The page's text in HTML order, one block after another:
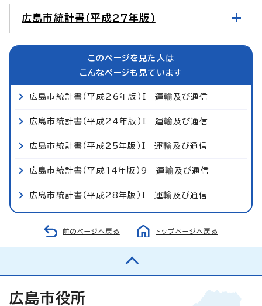
広島市統計書（平成27年版）
このページを見た人は
こんなページも見ています
広島市統計書（平成26年版）I 運輸及び通信
広島市統計書（平成24年版）I 運輸及び通信
広島市統計書（平成25年版）I 運輸及び通信
広島市統計書（平成14年版）9 運輸及び通信
広島市統計書（平成28年版）I 運輸及び通信
前のページへ戻る トップページへ戻る
広島市役所